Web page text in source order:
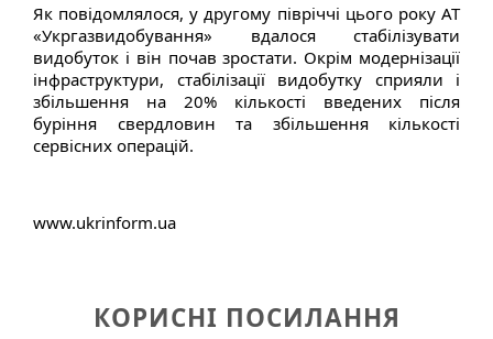
Як повідомлялося, у другому півріччі цього року АТ
«Укргазвидобування» вдалося стабілізувати
видобуток і він почав зростати. Окрім модернізації
інфраструктури, стабілізації видобутку сприяли і
збільшення на 20% кількості введених після
буріння свердловин та збільшення кількості
сервісних операцій.
www.ukrinform.ua
КОРИСНІ ПОСИЛАННЯ